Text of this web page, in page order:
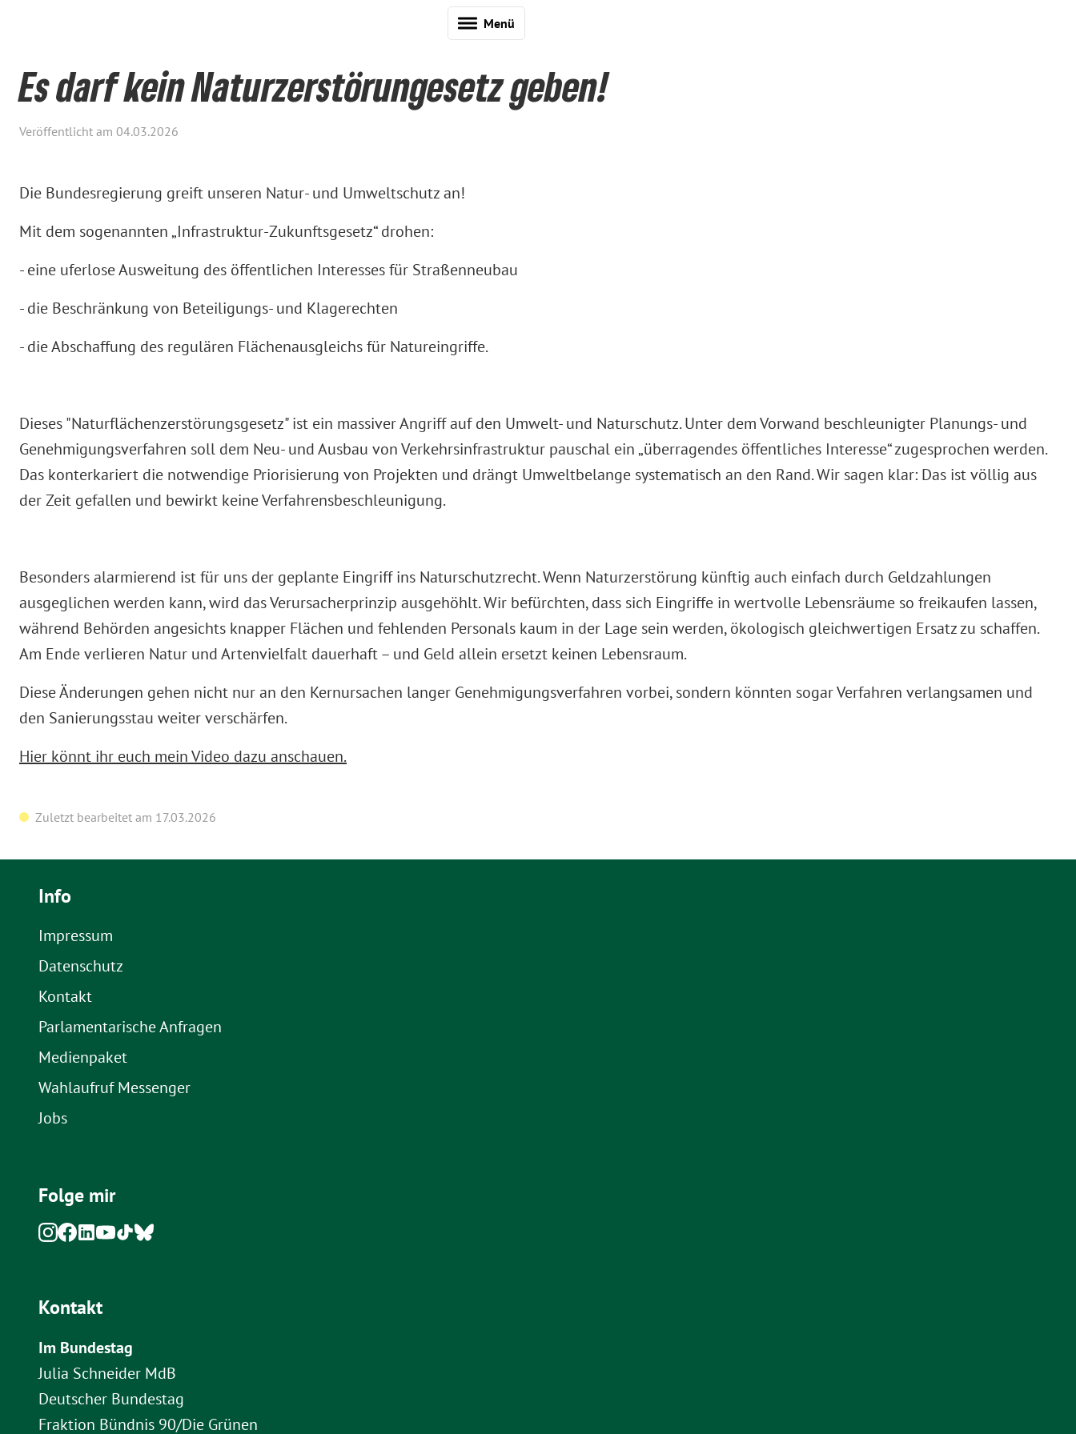
Menü
Es darf kein Naturzerstörungesetz geben!
Veröffentlicht am 04.03.2026
Die Bundesregierung greift unseren Natur- und Umweltschutz an!
Mit dem sogenannten „Infrastruktur-Zukunftsgesetz“ drohen:
- eine uferlose Ausweitung des öffentlichen Interesses für Straßenneubau
- die Beschränkung von Beteiligungs- und Klagerechten
- die Abschaffung des regulären Flächenausgleichs für Natureingriffe.
Dieses "Naturflächenzerstörungsgesetz" ist ein massiver Angriff auf den Umwelt- und Naturschutz. Unter dem Vorwand beschleunigter Planungs- und
Genehmigungsverfahren soll dem Neu- und Ausbau von Verkehrsinfrastruktur pauschal ein „überragendes öffentliches Interesse“ zugesprochen werden.
Das konterkariert die notwendige Priorisierung von Projekten und drängt Umweltbelange systematisch an den Rand. Wir sagen klar: Das ist völlig aus
der Zeit gefallen und bewirkt keine Verfahrensbeschleunigung.
Besonders alarmierend ist für uns der geplante Eingriff ins Naturschutzrecht. Wenn Naturzerstörung künftig auch einfach durch Geldzahlungen
ausgeglichen werden kann, wird das Verursacherprinzip ausgehöhlt. Wir befürchten, dass sich Eingriffe in wertvolle Lebensräume so freikaufen lassen,
während Behörden angesichts knapper Flächen und fehlenden Personals kaum in der Lage sein werden, ökologisch gleichwertigen Ersatz zu schaffen.
Am Ende verlieren Natur und Artenvielfalt dauerhaft – und Geld allein ersetzt keinen Lebensraum.
Diese Änderungen gehen nicht nur an den Kernursachen langer Genehmigungsverfahren vorbei, sondern könnten sogar Verfahren verlangsamen und
den Sanierungsstau weiter verschärfen.
Hier könnt ihr euch mein Video dazu anschauen.
Zuletzt bearbeitet am 17.03.2026
Info
Impressum
Datenschutz
Kontakt
Parlamentarische Anfragen
Medienpaket
Wahlaufruf Messenger
Jobs
Folge mir
Kontakt
Im Bundestag
Julia Schneider MdB
Deutscher Bundestag
Fraktion Bündnis 90/Die Grünen